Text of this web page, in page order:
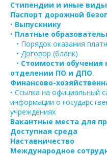
Стипендии и иные
Паспорт дорожной
• Выпускнику
• Платные
• Порядок оказания
• Договор (бланк)
• Стоимости обучения
отделении ПО и ДПО
Финансово-
• Ссылка на официальный
информации о
учреждениях
Вакантные места для
Доступная среда
Наставничество
Международное